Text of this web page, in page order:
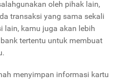
oleh pihak lain,
transaksi yang sama sekali
lain, kamu juga akan lebih
tertentu untuk membuat
menyimpan informasi kartu